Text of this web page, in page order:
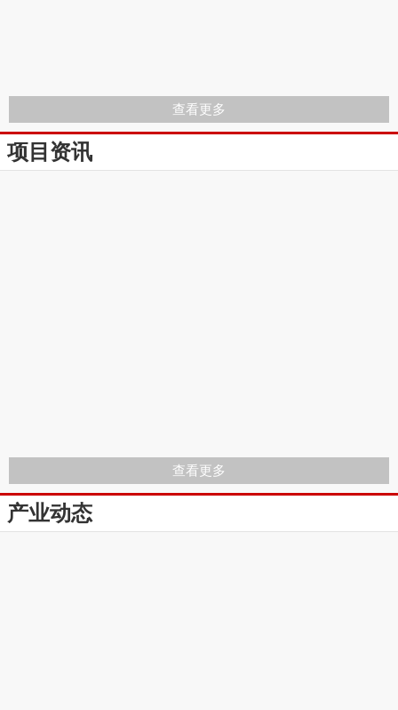
查看更多
项目资讯
查看更多
产业动态